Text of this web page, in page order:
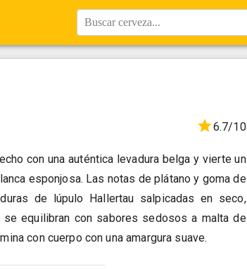
Buscar cerveza...
6.7/10
con una auténtica levadura belga y vierte un
esponjosa. Las notas de plátano y goma de
de lúpulo Hallertau salpicadas en seco,
equilibran con sabores sedosos a malta de
con cuerpo con una amargura suave.